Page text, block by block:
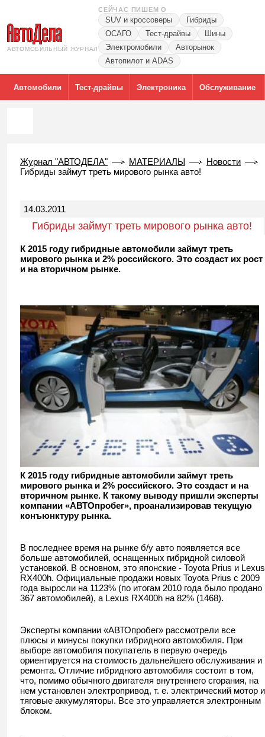
АВТОМОБИЛЬНЫЙ ЖУРНАЛ
СЕЙЧАС ПИШЕМ О
SUV и кроссоверы
Гибриды
ОСАГО
Тест-драйвы
Шины
Электромобили
Авторынок
Автопилот и ADAS
Автомобили Тест-драйвы Электроника Обслуживание
Журнал "АВТОДЕЛА" МАТЕРИАЛЫ
Новости
Гибриды займут треть мирового рынка авто!
14.03.2011
Гибриды займут треть мирового рынка авто!
К 2015 году гибридные автомобили займут треть
мирового рынка и 2% российского. Это создаст их рост
и на вторичном рынке.
К 2015 году гибридные автомобили займут треть
мирового рынка и 2% российского. Это создаст и на
вторичном рынке. К такому выводу пришли эксперты
компании «АВТОпробег», проанализировав текущую
конъюнктуру рынка.
В последнее время на рынке б/у авто появляется все
больше автомобилей, оснащенных гибридной силовой
установкой. В основном, это японские - Toyota Prius и Lexus
RX400h. Официальные продажи новых Toyota Prius с 2009
года выросли на 1123% (по итогам 2010 года было продано
367 автомобилей), а Lexus RX400h на 82% (1468).
Эксперты компании «АВТОпробег» рассмотрели все
плюсы и минусы покупки гибридного автомобиля. При
выборе автомобиля покупатель в первую очередь
ориентируется на стоимость дальнейшего обслуживания и
ремонта. Отличие гибридного автомобиля состоит в том,
что, помимо обычного двигателя внутреннего сгорания, на
нем установлен электропривод, т. е. электрический мотор и
тяговые аккумуляторы. Все это управляется электронным
блоком.